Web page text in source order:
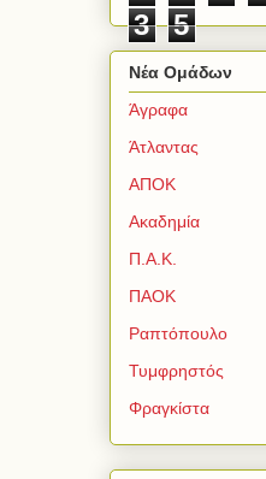
3
5
Νέα Ομάδων
Άγραφα
Άτλαντας
ΑΠΟΚ
Ακαδημία
Π.Α.Κ.
ΠΑΟΚ
Ραπτόπουλο
Τυμφρηστός
Φραγκίστα